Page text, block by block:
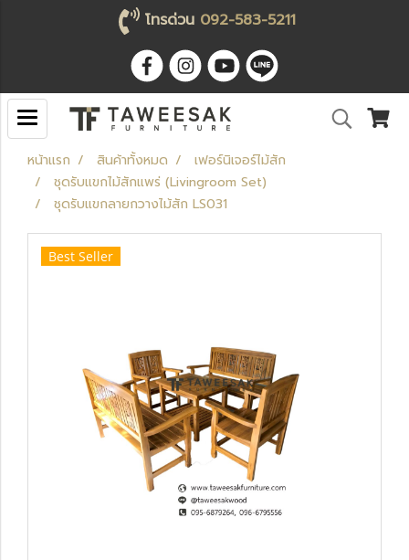
โทรด่วน 092-583-5211
หน้าแรก สินค้าทั้งหมด
เฟอร์นิเจอร์ไม้สัก
ชุดรับแขกไม้สักแพร่ (Livingroom Set)
ชุดรับแขกลายกวางไม้สัก LS031
Best Seller